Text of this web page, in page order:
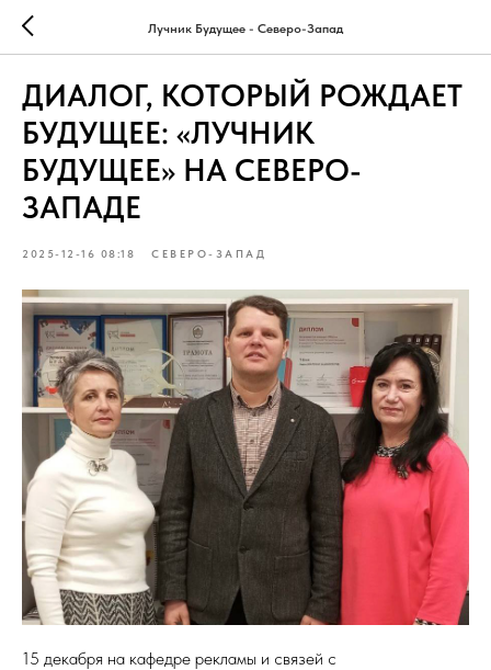
Лучник Будущее - Северо-Запад
ДИАЛОГ, КОТОРЫЙ РОЖДАЕТ
БУДУЩЕЕ: «ЛУЧНИК
БУДУЩЕЕ» НА СЕВЕРО-
ЗАПАДЕ
2025-12-16 08:18 СЕВЕРО-ЗАПАД
15 декабря на кафедре рекламы и связей с